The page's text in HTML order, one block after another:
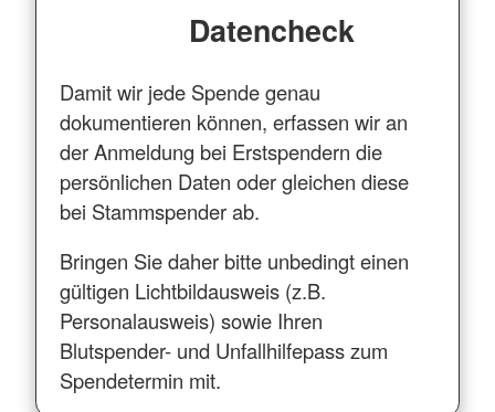
Datencheck
Damit wir jede Spende genau
dokumentieren können, erfassen wir an
der Anmeldung bei Erstspendern die
persönlichen Daten oder gleichen diese
bei Stammspender ab.
Bringen Sie daher bitte unbedingt einen
gültigen Lichtbildausweis (z.B.
Personalausweis) sowie Ihren
Blutspender- und Unfallhilfepass zum
Spendetermin mit.